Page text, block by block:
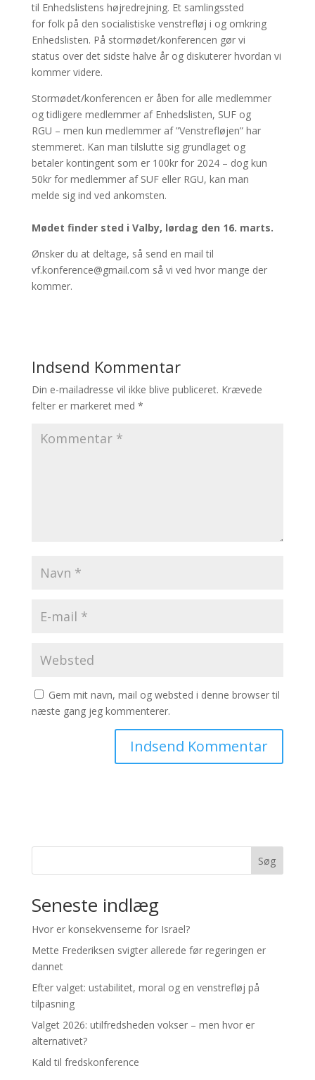
til Enhedslistens højredrejning. Et samlingssted
for folk på den socialistiske venstrefløj i og omkring
Enhedslisten. På stormødet/konferencen gør vi
status over det sidste halve år og diskuterer hvordan vi
kommer videre.
Stormødet/konferencen er åben for alle medlemmer
og tidligere medlemmer af Enhedslisten, SUF og
RGU – men kun medlemmer af ”Venstrefløjen” har
stemmeret. Kan man tilslutte sig grundlaget og
betaler kontingent som er 100kr for 2024 – dog kun
50kr for medlemmer af SUF eller RGU, kan man
melde sig ind ved ankomsten.
Mødet finder sted i Valby, lørdag den 16. marts.
Ønsker du at deltage, så send en mail til
vf.konference@gmail.com så vi ved hvor mange der
kommer.
Indsend Kommentar
Din e-mailadresse vil ikke blive publiceret. Krævede
felter er markeret med *
Gem mit navn, mail og websted i denne browser til
næste gang jeg kommenterer.
Søg
Seneste indlæg
Hvor er konsekvenserne for Israel?
Mette Frederiksen svigter allerede før regeringen er
dannet
Efter valget: ustabilitet, moral og en venstrefløj på
tilpasning
Valget 2026: utilfredsheden vokser – men hvor er
alternativet?
Kald til fredskonference